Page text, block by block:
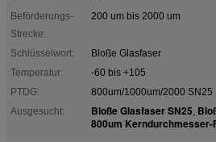
Beförderungs-
Strecke:
200 um bis 2000 um
Schlüsselwort:
Bloße Glasfaser
Temperatur:
-60 bis +105
PTDG:
800um/1000um/2000 SN25
Ausgesucht:
Bloße Glasfaser SN25,
800um